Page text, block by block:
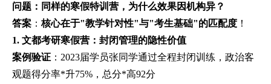
问题：同样的寒假特训营，为什么效果因机构异？
答案 ： 核心在于"教学针对性"与"考生基础"的匹配度 ！
1. 文都考研寒假营：封闭管理的隐性价值
案例验证 ：2023届学员张同学通过全程封闭训练，政治客
观题得分率*升75%，总分*高92分